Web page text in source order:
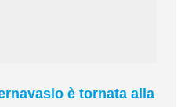
è tornata alla